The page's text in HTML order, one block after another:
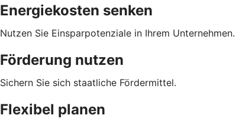
Energiekosten senken
Nutzen Sie Einsparpotenziale in Ihrem Unternehmen.
Förderung nutzen
Sichern Sie sich staatliche Fördermittel.
Flexibel planen